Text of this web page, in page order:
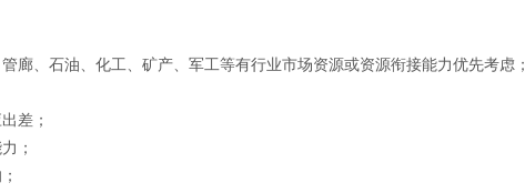
廊、石油、化工、矿产、军工等有行业市场资源或资源衔接能力优先考虑；
差；
；